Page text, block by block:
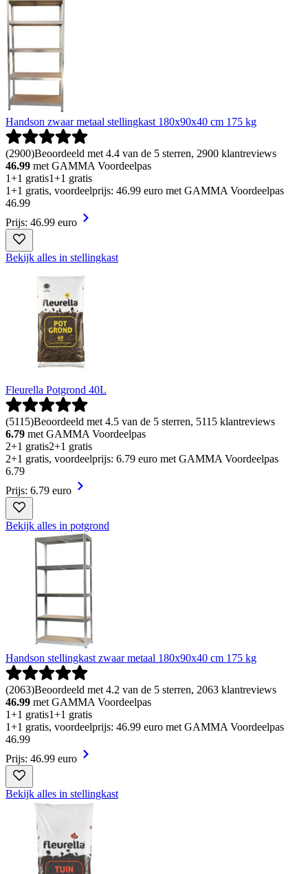
Handson zwaar metaal stellingkast 180x90x40 cm 175 kg
(2900)Beoordeeld met 4.4 van de 5 sterren, 2900 klantreviews
46.99 met GAMMA Voordeelpas
1+1 gratis1+1 gratis
1+1 gratis, voordeelprijs: 46.99 euro met GAMMA Voordeelpas
46.99
Prijs: 46.99 euro
Bekijk alles in stellingkast
Fleurella Potgrond 40L
(5115)Beoordeeld met 4.5 van de 5 sterren, 5115 klantreviews
6.79 met GAMMA Voordeelpas
2+1 gratis2+1 gratis
2+1 gratis, voordeelprijs: 6.79 euro met GAMMA Voordeelpas
6.79
Prijs: 6.79 euro
Bekijk alles in potgrond
Handson stellingkast zwaar metaal 180x90x40 cm 175 kg
(2063)Beoordeeld met 4.2 van de 5 sterren, 2063 klantreviews
46.99 met GAMMA Voordeelpas
1+1 gratis1+1 gratis
1+1 gratis, voordeelprijs: 46.99 euro met GAMMA Voordeelpas
46.99
Prijs: 46.99 euro
Bekijk alles in stellingkast